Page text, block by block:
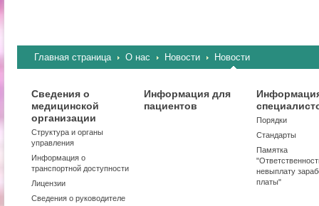
Главная страница О нас Новости Новости
Сведения о
медицинской
организации
Структура и органы
управления
Информация о
транспортной доступности
Лицензии
Сведения о руководителе
Информация для
пациентов
Порядки
Стандарты
Памятка
невыплату
платы"